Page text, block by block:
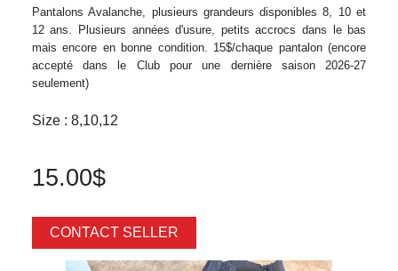
Pantalons Avalanche, plusieurs grandeurs disponibles 8, 10 et
12 ans. Plusieurs années d'usure, petits accrocs dans le bas
mais encore en bonne condition. 15$/chaque pantalon (encore
accepté dans le Club pour une dernière saison 2026-27
seulement)
Size : 8,10,12
15.00$
CONTACT SELLER